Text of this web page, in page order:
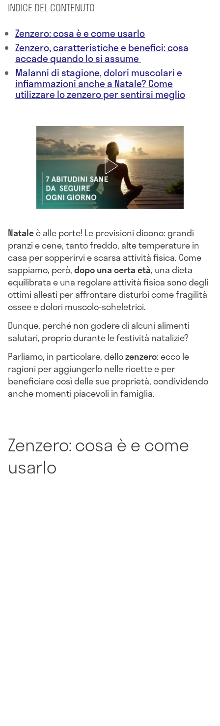
INDICE DEL CONTENUTO
Zenzero: cosa è e come usarlo
Zenzero, caratteristiche e benefici: cosa
accade quando lo si assume
Malanni di stagione, dolori muscolari e
infiammazioni anche a Natale? Come
utilizzare lo zenzero per sentirsi meglio
Nataleè alle porte! Le previsioni dicono: grandi
pranzi e cene, tanto freddo, alte temperature in
casa per sopperirvi e scarsa attività fisica. Come
sappiamo, però,dopo una certa età, una dieta
equilibrata e una regolare attività fisica sono degli
ottimi alleati per affrontare disturbi come fragilità
ossee e dolori muscolo-scheletrici.
Dunque, perché non godere di alcuni alimenti
salutari, proprio durante le festività natalizie?
Parliamo, in particolare, dellozenzero: ecco le
ragioni per aggiungerlo nelle ricette e per
beneficiare così delle sue proprietà, condividendo
anche momenti piacevoli in famiglia.
Zenzero: cosa è e come
usarlo